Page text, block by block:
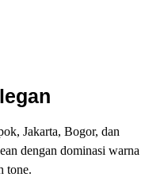
Jakarta, Bogor, dan
dengan dominasi warna
tone.